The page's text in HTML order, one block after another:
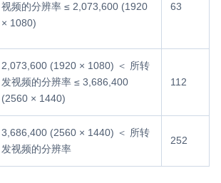
视频的分辨率 ≤ 2,073,600 (1920
× 1080)
63
2,073,600 (1920 × 1080) ＜ 所转
发视频的分辨率 ≤ 3,686,400
(2560 × 1440)
112
3,686,400 (2560 × 1440) ＜ 所转
发视频的分辨率
252